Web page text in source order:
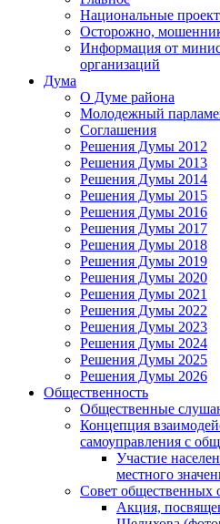
Национальные
Осторожно,
Информация от
организаций
Дума
О Думе района
Молодежный
Соглашения
Решения Думы 2012
Решения Думы 2013
Решения Думы 2014
Решения Думы 2015
Решения Думы 2016
Решения Думы 2017
Решения Думы 2018
Решения Думы 2019
Решения Думы 2020
Решения Думы 2021
Решения Думы 2022
Решения Думы 2023
Решения Думы 2024
Решения Думы 2025
Решения Думы 2026
Общественность
Общественные
Концепция
самоуправления с
Участие
местного
Совет общественных
Акция,